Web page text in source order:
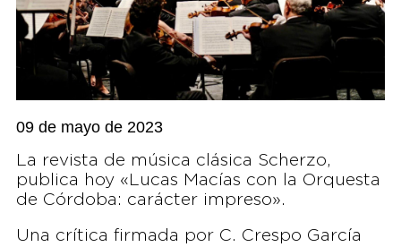
09 de mayo de 2023
La revista de música clásica Scherzo,
publica hoy «Lucas Macías con la Orquesta
de Córdoba: carácter impreso».
Una crítica firmada por C. Crespo García